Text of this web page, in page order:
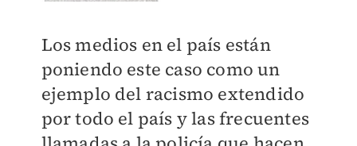
Los medios en el país están
poniendo este caso como un
ejemplo del racismo extendido
por todo el país y las frecuentes